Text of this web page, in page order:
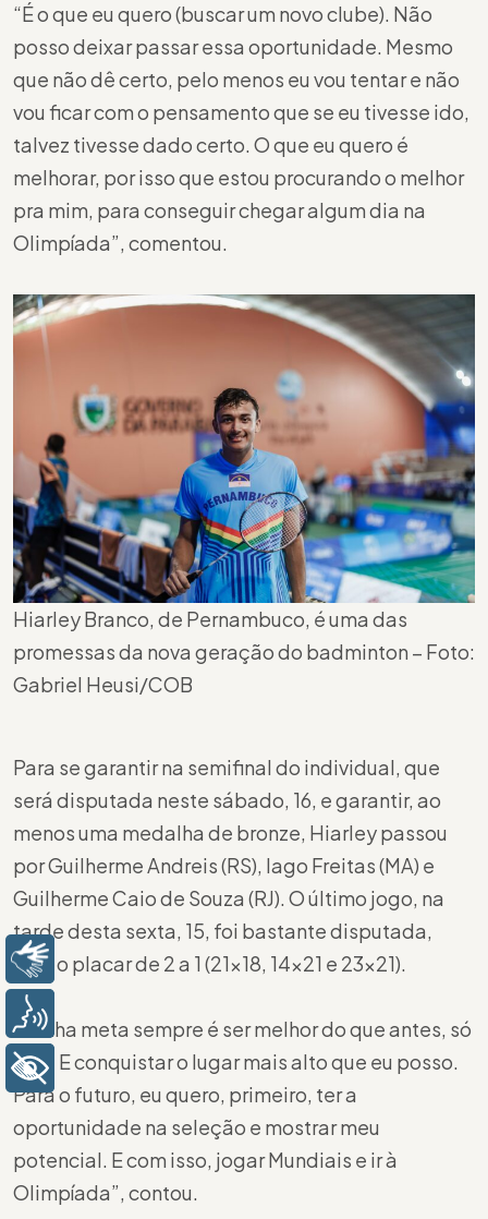
“É o que eu quero (buscar um novo clube). Não
posso deixar passar essa oportunidade. Mesmo
que não dê certo, pelo menos eu vou tentar e não
vou ficar com o pensamento que se eu tivesse ido,
talvez tivesse dado certo. O que eu quero é
melhorar, por isso que estou procurando o melhor
pra mim, para conseguir chegar algum dia na
Olimpíada”, comentou.
Hiarley Branco, de Pernambuco, é uma das
promessas da nova geração do badminton – Foto:
Gabriel Heusi/COB
Para se garantir na semifinal do individual, que
será disputada neste sábado, 16, e garantir, ao
menos uma medalha de bronze, Hiarley passou
por Guilherme Andreis (RS), Iago Freitas (MA) e
Guilherme Caio de Souza (RJ). O último jogo, na
tarde desta sexta, 15, foi bastante disputada,
com o placar de 2 a 1 (21×18, 14×21 e 23×21).
“Minha meta sempre é ser melhor do que antes, só
isso. E conquistar o lugar mais alto que eu posso.
Para o futuro, eu quero, primeiro, ter a
oportunidade na seleção e mostrar meu
potencial. E com isso, jogar Mundiais e ir à
Olimpíada”, contou.
Libras
+ Acessibilidade